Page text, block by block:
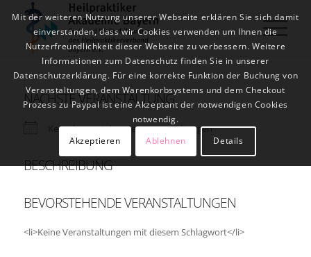
NÄCHSTE VERANSTALTUNG
Keine bevorstehenden Veranstaltungen
BESCHREIBUNG
BEVORSTEHENDE VERANSTALTUNGEN
<li>Keine Veranstaltungen mit diesem Schlagwort</li>
Mit der weiteren Nutzung unserer Webseite erklären Sie sich damit
einverstanden, dass wir Cookies verwenden um Ihnen die
Nutzerfreundlichkeit dieser Webseite zu verbessern. Weitere
Informationen zum Datenschutz finden Sie in unserer
Datenschutzerklärung. Für eine korrekte Funktion der Buchung von
Veranstaltungen, dem Warenkorbsystems und dem Checkout
Prozess zu Paypal ist eine Akzeptant der notwendigen Cookies
notwendig.
Akzeptieren
Ablehnen Details